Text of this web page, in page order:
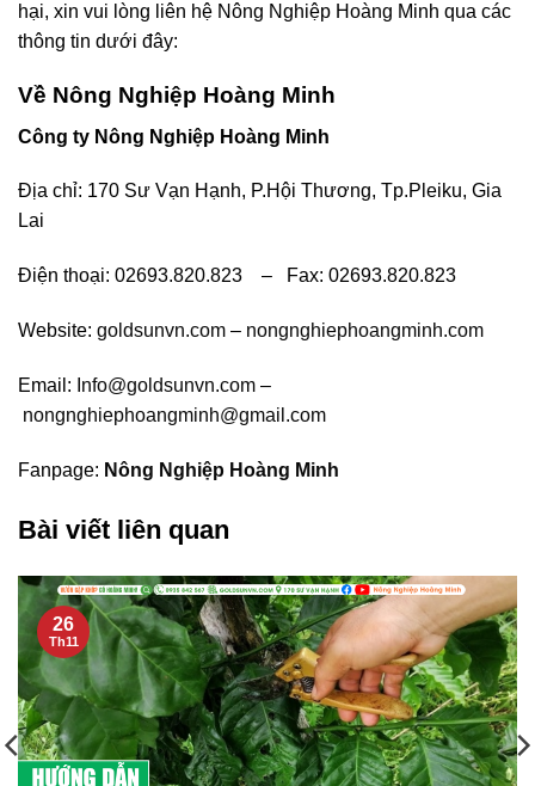
hại, xin vui lòng liên hệ Nông Nghiệp Hoàng Minh qua các
thông tin dưới đây:
Về Nông Nghiệp Hoàng Minh
Công ty Nông Nghiệp Hoàng Minh
Địa chỉ: 170 Sư Vạn Hạnh, P.Hội Thương, Tp.Pleiku, Gia
Lai
Điện thoại: 02693.820.823 – Fax: 02693.820.823
Website: goldsunvn.com – nongnghiephoangminh.com
Email: Info@goldsunvn.com –
nongnghiephoangminh@gmail.com
Fanpage: Nông Nghiệp Hoàng Minh
Bài viết liên quan
26
Th11